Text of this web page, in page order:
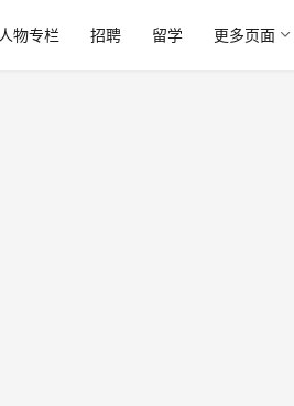
人物专栏 招聘 留学 更多页面